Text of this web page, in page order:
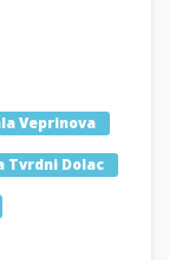
Veprinova
Tvrdni Dolac